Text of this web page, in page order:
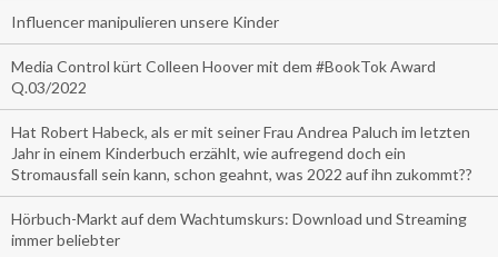
Influencer manipulieren unsere Kinder
Media Control kürt Colleen Hoover mit dem #BookTok Award
Q.03/2022
Hat Robert Habeck, als er mit seiner Frau Andrea Paluch im letzten
Jahr in einem Kinderbuch erzählt, wie aufregend doch ein
Stromausfall sein kann, schon geahnt, was 2022 auf ihn zukommt??
Hörbuch-Markt auf dem Wachtumskurs: Download und Streaming
immer beliebter